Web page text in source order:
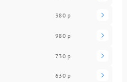
380 р
980 р
730 р
630 р